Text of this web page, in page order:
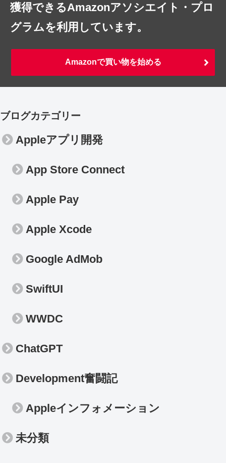
獲得できるAmazonアソシエイト・プロ
グラムを利用しています。
Amazonで買い物を始める
ブログカテゴリー
Appleアプリ開発
App Store Connect
Apple Pay
Apple Xcode
Google AdMob
SwiftUI
WWDC
ChatGPT
Development奮闘記
Appleインフォメーション
未分類